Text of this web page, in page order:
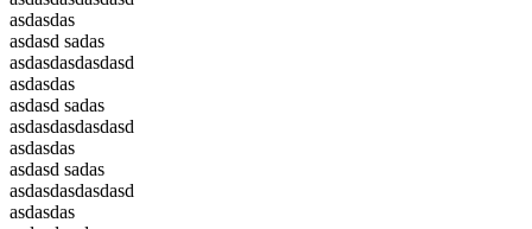
asdasdas
asdasd sadas
asdasdasdasdasd
asdasdas
asdasd sadas
asdasdasdasdasd
asdasdas
asdasd sadas
asdasdasdasdasd
asdasdas